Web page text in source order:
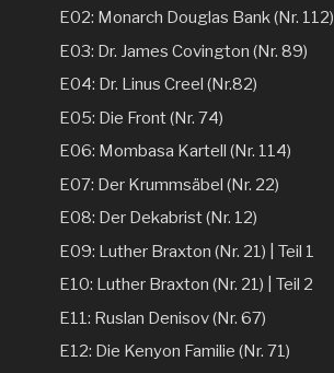
E02: Monarch Douglas Bank (Nr. 112)
E03: Dr. James Covington (Nr. 89)
E04: Dr. Linus Creel (Nr.82)
E05: Die Front (Nr. 74)
E06: Mombasa Kartell (Nr. 114)
E07: Der Krummsäbel (Nr. 22)
E08: Der Dekabrist (Nr. 12)
E09: Luther Braxton (Nr. 21) | Teil 1
E10: Luther Braxton (Nr. 21) | Teil 2
E11: Ruslan Denisov (Nr. 67)
E12: Die Kenyon Familie (Nr. 71)